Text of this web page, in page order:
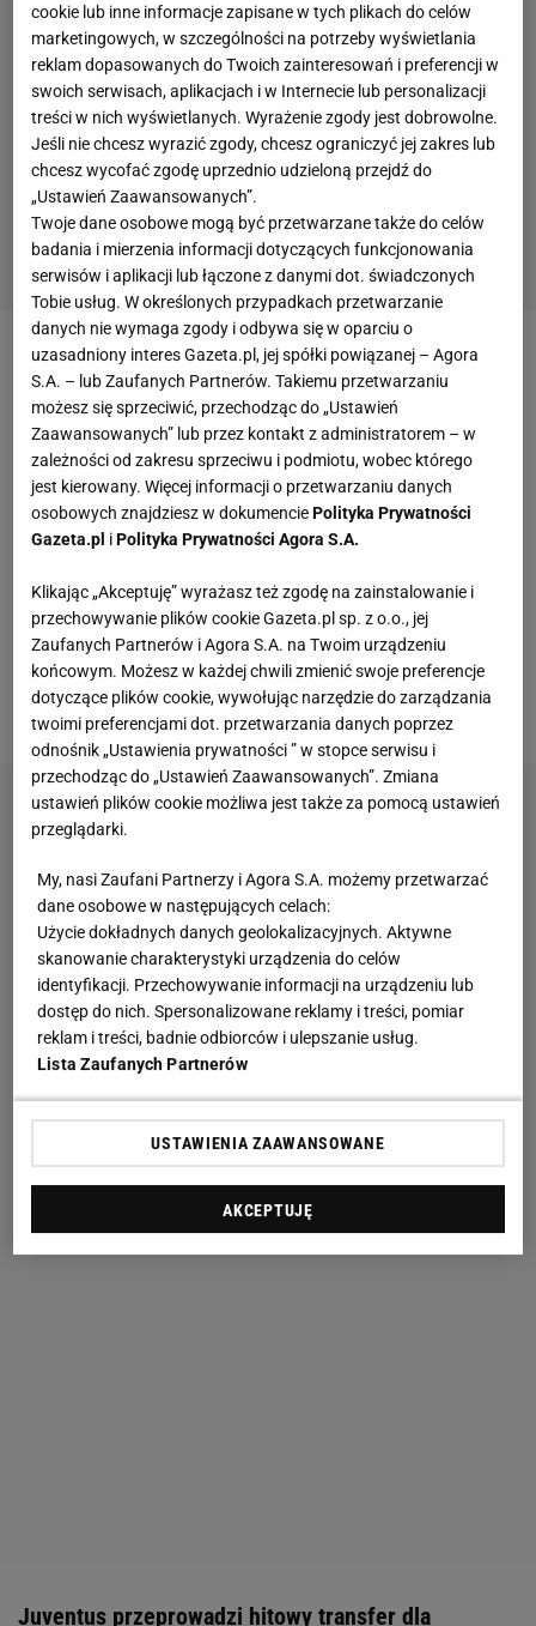
Zobacz wideo
Kilka dni temu włoskie media poinformowały, że
Romelu Lukakuporozumiał się już w sprawie
indywidualnego kontraktu z
Juventusem
Belg miał
uzgodnić warunki umowy, w ramach której
mistrzów Włoch trafiłby po
możliwym odejściu Paulo
Dybali do Manchesteru United. Teraz sytuacja uległa
jednak zmianie, a wszystko za sprawąCristiano
Ronaldo.
Juventus przeprowadzi hitowy transfer dla
cookie lub inne informacje zapisane w tych plikach do celów
marketingowych, w szczególności na potrzeby wyświetlania
reklam dopasowanych do Twoich zainteresowań i preferencji w
swoich serwisach, aplikacjach i w Internecie lub personalizacji
treści w nich wyświetlanych. Wyrażenie zgody jest dobrowolne.
Jeśli nie chcesz wyrazić zgody, chcesz ograniczyć jej zakres lub
chcesz wycofać zgodę uprzednio udzieloną przejdź do
„Ustawień Zaawansowanych”.
Twoje dane osobowe mogą być przetwarzane także do celów
badania i mierzenia informacji dotyczących funkcjonowania
serwisów i aplikacji lub łączone z danymi dot. świadczonych
Tobie usług. W określonych przypadkach przetwarzanie
danych nie wymaga zgody i odbywa się w oparciu o
uzasadniony interes Gazeta.pl, jej spółki powiązanej – Agora
S.A. – lub Zaufanych Partnerów. Takiemu przetwarzaniu
możesz się sprzeciwić, przechodząc do „Ustawień
Zaawansowanych” lub przez kontakt z administratorem – w
zależności od zakresu sprzeciwu i podmiotu, wobec którego
jest kierowany. Więcej informacji o przetwarzaniu danych
osobowych znajdziesz w dokumenciePolityka Prywatności
Gazeta.pl iPolityka Prywatności Agora S.A.
Klikając „Akceptuję” wyrażasz też zgodę na zainstalowanie i
przechowywanie plików cookie Gazeta.pl sp. z o.o., jej
Zaufanych Partnerów i Agora S.A. na Twoim urządzeniu
końcowym. Możesz w każdej chwili zmienić swoje preferencje
dotyczące plików cookie, wywołując narzędzie do zarządzania
twoimi preferencjami dot. przetwarzania danych poprzez
odnośnik „Ustawienia prywatności ” w stopce serwisu i
przechodząc do „Ustawień Zaawansowanych”. Zmiana
ustawień plików cookie możliwa jest także za pomocą ustawień
przeglądarki.
My, nasi Zaufani Partnerzy i Agora S.A. możemy przetwarzać
dane osobowe w następujących celach:
Użycie dokładnych danych geolokalizacyjnych. Aktywne
skanowanie charakterystyki urządzenia do celów
identyfikacji. Przechowywanie informacji na urządzeniu lub
dostęp do nich. Spersonalizowane reklamy i treści, pomiar
reklam i treści, badnie odbiorców i ulepszanie usług.
Lista Zaufanych Partnerów
USTAWIENIA ZAAWANSOWANE
AKCEPTUJĘ